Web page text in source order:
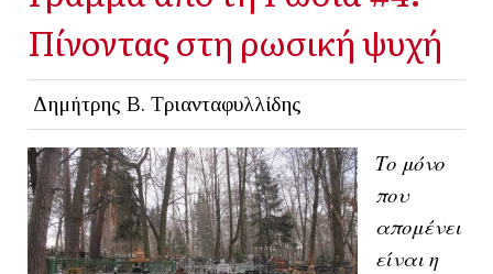
Πίνοντας στη ρωσική ψυχή
Δημήτρης Β. Τριανταφυλλίδης
Το μόνο
που
απομένει
είναι η